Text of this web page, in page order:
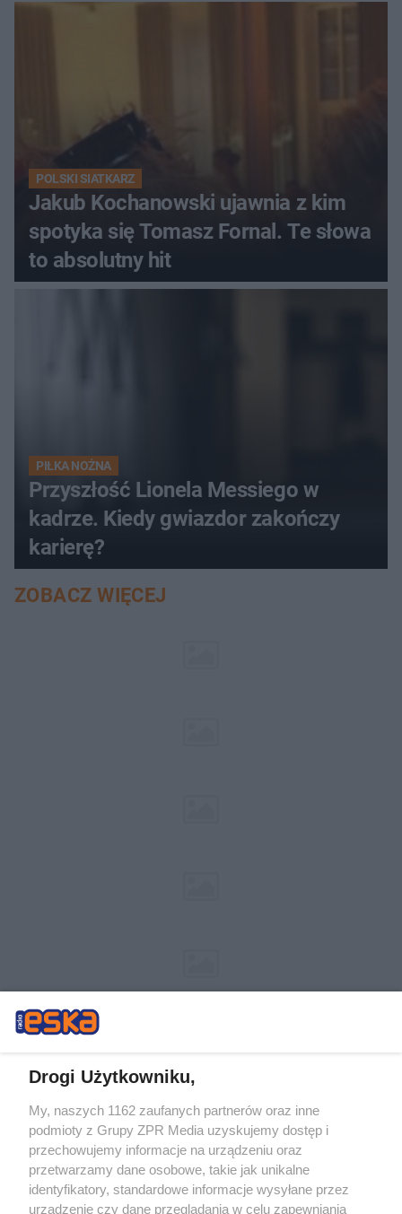
POLSKI SIATKARZ
Jakub Kochanowski ujawnia z kim
spotyka się Tomasz Fornal. Te słowa
to absolutny hit
PIŁKA NOŻNA
Przyszłość Lionela Messiego w
kadrze. Kiedy gwiazdor zakończy
karierę?
ZOBACZ WIĘCEJ
Żaden utwór zamieszczony w serwisie nie może być powielany i
rozpowszechniany lub dalej rozpowszechniany w jakikolwiek sposób (w
tym także elektroniczny lub mechaniczny) na jakimkolwiek polu
eksploatacji w jakiejkolwiek formie, włącznie z umieszczaniem w Internecie
bez pisemnej zgody właściciela praw. Jakiekolwiek użycie lub
wykorzystanie utworów w całości lub w części z naruszeniem prawa, tzn.
bez właściwej zgody, jest zabronione pod groźbą kary i może być ścigane
Drogi Użytkowniku,
My, naszych 1162 zaufanych partnerów oraz inne
podmioty z Grupy ZPR Media uzyskujemy dostęp i
przechowujemy informacje na urządzeniu oraz
przetwarzamy dane osobowe, takie jak unikalne
identyfikatory, standardowe informacje wysyłane przez
urządzenie czy dane przeglądania w celu zapewniania